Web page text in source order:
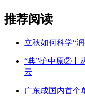
推荐阅读
立秋如何科学“润
“典”护中原②‌丨
云
广东成国内首个